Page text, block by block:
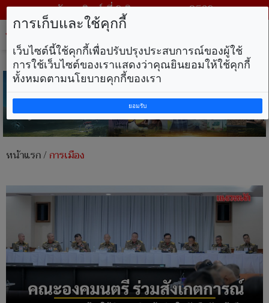
วันอาทิตย์ ที่ 9 สิงหาคม พ.ศ. 2569
หน้าแรก/การเมือง
การเก็บและใช้คุกกี้
เว็บไซต์นี้ใช้คุกกี้เพื่อปรับปรุงประสบการณ์ของผู้ใช้
การใช้เว็บไซต์ของเราแสดงว่าคุณยินยอมให้ใช้คุกกี้
ทั้งหมดตามนโยบายคุกกี้ของเรา
ยอมรับ